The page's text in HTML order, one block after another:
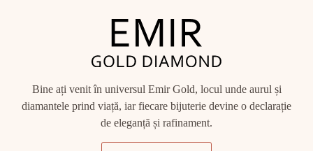
Bine ați venit în universul Emir Gold, locul unde aurul și
diamantele prind viață, iar fiecare bijuterie devine o declarație
de eleganță și rafinament.